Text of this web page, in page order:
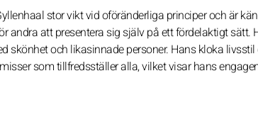
stor vikt vid oföränderliga principer och är
andra att presentera sig själv på ett fördelaktigt
skönhet och likasinnade personer. Hans kloka
som tillfredsställer alla, vilket visar hans